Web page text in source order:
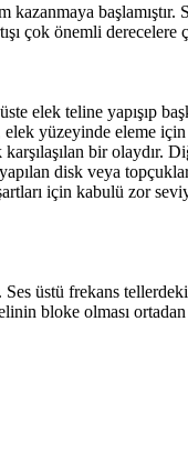
başlamıştır.
çok önemli derecelere
elek teline yapışıp
yüzeyinde eleme için
bir olaydır.
disk veya
için kabulü zor
Ses üstü frekans
bloke olması